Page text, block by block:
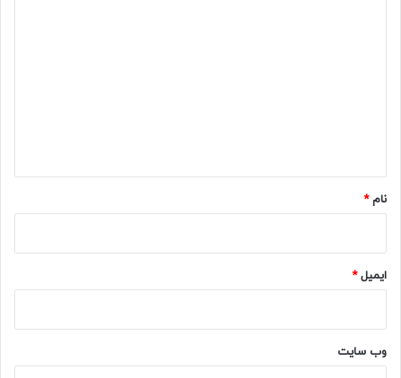
نام*
ایمیل*
وب‌ سایت